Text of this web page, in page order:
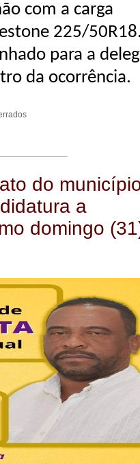
com a carga
225/
para a
da ocorrência.
do
a
domingo